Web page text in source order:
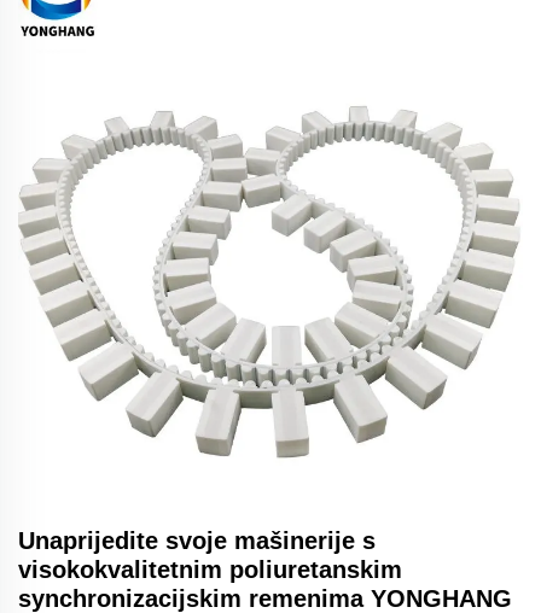
Unaprijedite svoje mašinerije s
visokokvalitetnim poliuretanskim
synchronizacijskim remenima YONGHANG